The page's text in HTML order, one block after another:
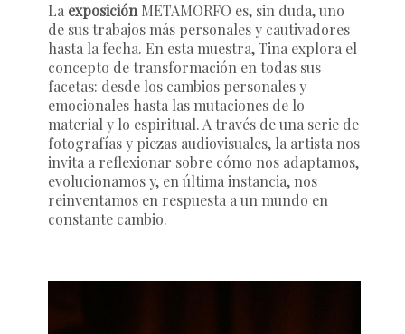
La exposición METAMORFO es, sin duda, uno
de sus trabajos más personales y cautivadores
hasta la fecha. En esta muestra, Tina explora el
concepto de transformación en todas sus
facetas: desde los cambios personales y
emocionales hasta las mutaciones de lo
material y lo espiritual. A través de una serie de
fotografías y piezas audiovisuales, la artista nos
invita a reflexionar sobre cómo nos adaptamos,
evolucionamos y, en última instancia, nos
reinventamos en respuesta a un mundo en
constante cambio.